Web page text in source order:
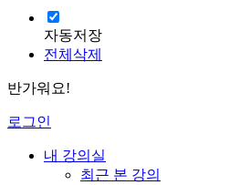
자동저장
전체삭제
반가워요!
로그인
내 강의실
최근 본 강의